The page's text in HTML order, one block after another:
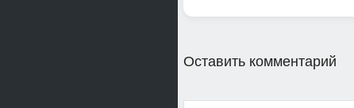
Оставить комментарий